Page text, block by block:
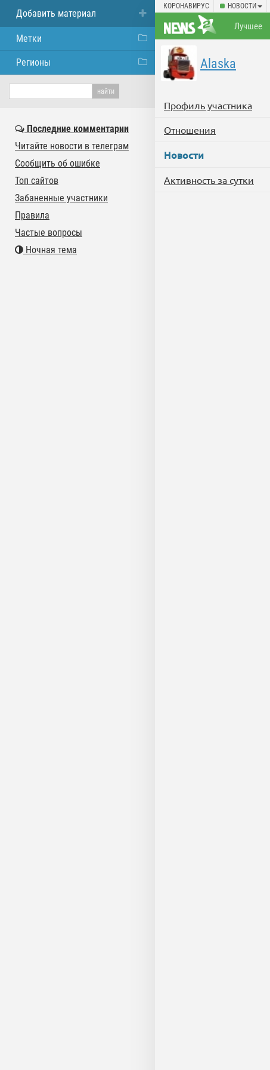
КОРОНАВИРУС НОВОСТИ
Лучшее
Alaska
Профиль участника
Отношения
Новости
Активность за сутки
Добавить материал
Метки
Регионы
Последние комментарии
Читайте новости в телеграм
Сообщить об ошибке
Топ сайтов
Забаненные участники
Правила
Частые вопросы
Ночная тема